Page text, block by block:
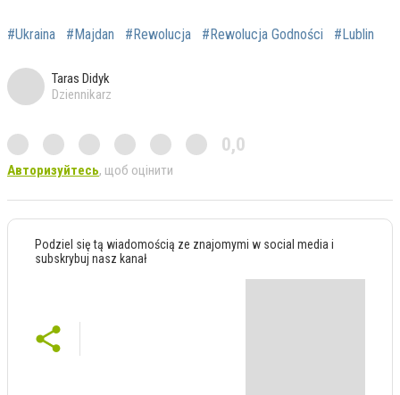
#Ukraina #Majdan #Rewolucja #Rewolucja Godności #Lublin
Taras Didyk
Dziennikarz
0,0
Авторизуйтесь, щоб оцінити
Podziel się tą wiadomością ze znajomymi w social media i
subskrybuj nasz kanał